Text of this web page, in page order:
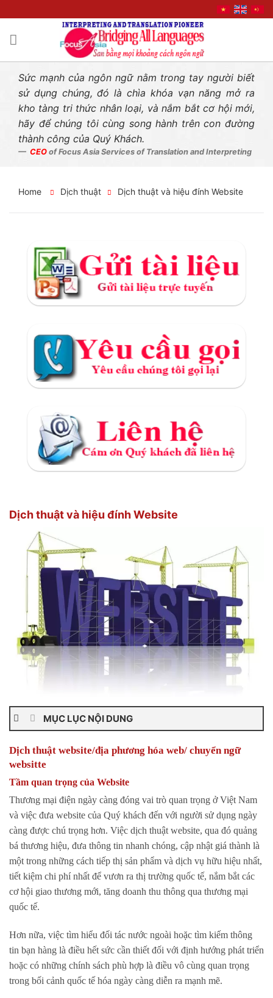
Sức mạnh của ngôn ngữ nằm trong tay người biết
sử dụng chúng, đó là chìa khóa vạn năng mở ra
kho tàng tri thức nhân loại, và nắm bắt cơ hội mới,
hãy để chúng tôi cùng song hành trên con đường
thành công của Quý Khách.
CEO of Focus Asia Services of Translation and Interpreting
Home Dịch thuật Dịch thuật và hiệu đính Website
Dịch thuật và hiệu đính Website
MỤC LỤC NỘI DUNG
Dịch thuật website/địa phương hóa web/ chuyển ngữ
websitte
Tầm quan trọng của Website
Thương mại điện ngày càng đóng vai trò quan trọng ở Việt Nam
và việc đưa website của Quý khách đến với người sử dụng ngày
càng được chú trọng hơn. Việc dịch thuật website, qua đó quảng
bá thương hiệu, đưa thông tin nhanh chóng, cập nhật giá thành là
một trong những cách tiếp thị sản phẩm và dịch vụ hữu hiệu nhất,
tiết kiệm chi phí nhất để vươn ra thị trường quốc tế, nắm bắt các
cơ hội giao thương mới, tăng doanh thu thông qua thương mại
quốc tế.
Hơn nữa, việc tìm hiểu đối tác nước ngoài hoặc tìm kiếm thông
tin bạn hàng là điều hết sức cần thiết đối với định hướng phát triển
hoặc có những chính sách phù hợp là điều vô cùng quan trọng
trong bối cảnh quốc tế hóa ngày càng diễn ra mạnh mẽ.